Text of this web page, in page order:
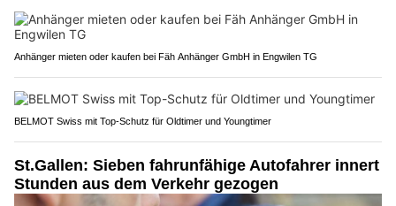
Anhänger mieten oder kaufen bei Fäh Anhänger GmbH in Engwilen TG
BELMOT Swiss mit Top-Schutz für Oldtimer und Youngtimer
St.Gallen: Sieben fahrunfähige Autofahrer innert
Stunden aus dem Verkehr gezogen